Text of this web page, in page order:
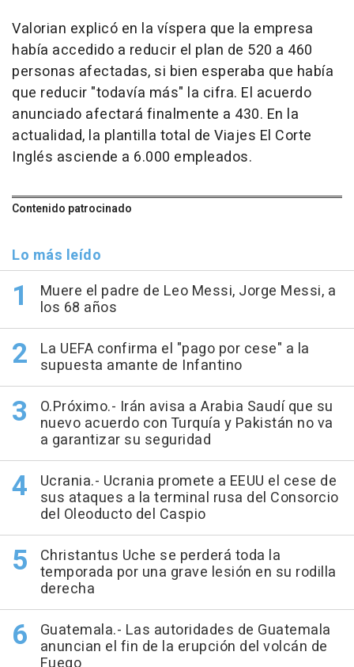
Valorian explicó en la víspera que la empresa
había accedido a reducir el plan de 520 a 460
personas afectadas, si bien esperaba que había
que reducir "todavía más" la cifra. El acuerdo
anunciado afectará finalmente a 430. En la
actualidad, la plantilla total de Viajes El Corte
Inglés asciende a 6.000 empleados.
Contenido patrocinado
Lo más leído
Muere el padre de Leo Messi, Jorge Messi, a
los 68 años
La UEFA confirma el "pago por cese" a la
supuesta amante de Infantino
O.Próximo.- Irán avisa a Arabia Saudí que su
nuevo acuerdo con Turquía y Pakistán no va
a garantizar su seguridad
Ucrania.- Ucrania promete a EEUU el cese de
sus ataques a la terminal rusa del Consorcio
del Oleoducto del Caspio
Christantus Uche se perderá toda la
temporada por una grave lesión en su rodilla
derecha
Guatemala.- Las autoridades de Guatemala
anuncian el fin de la erupción del volcán de